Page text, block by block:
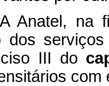
na
dos
III do
com